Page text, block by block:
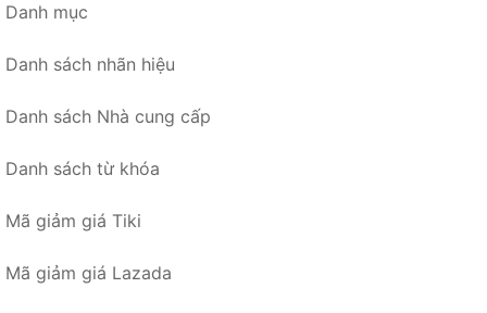
Danh mục
Danh sách nhãn hiệu
Danh sách Nhà cung cấp
Danh sách từ khóa
Mã giảm giá Tiki
Mã giảm giá Lazada